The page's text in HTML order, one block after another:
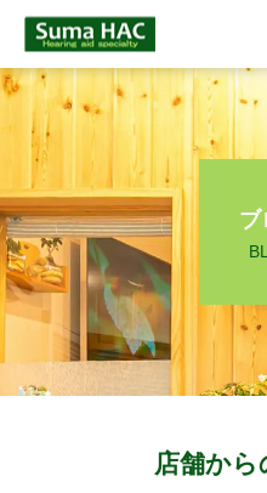
ブ
店舗か
HOME
聞こえでお悩みの方へ
補聴器について
店舗のご案内
☎ 0120-09-